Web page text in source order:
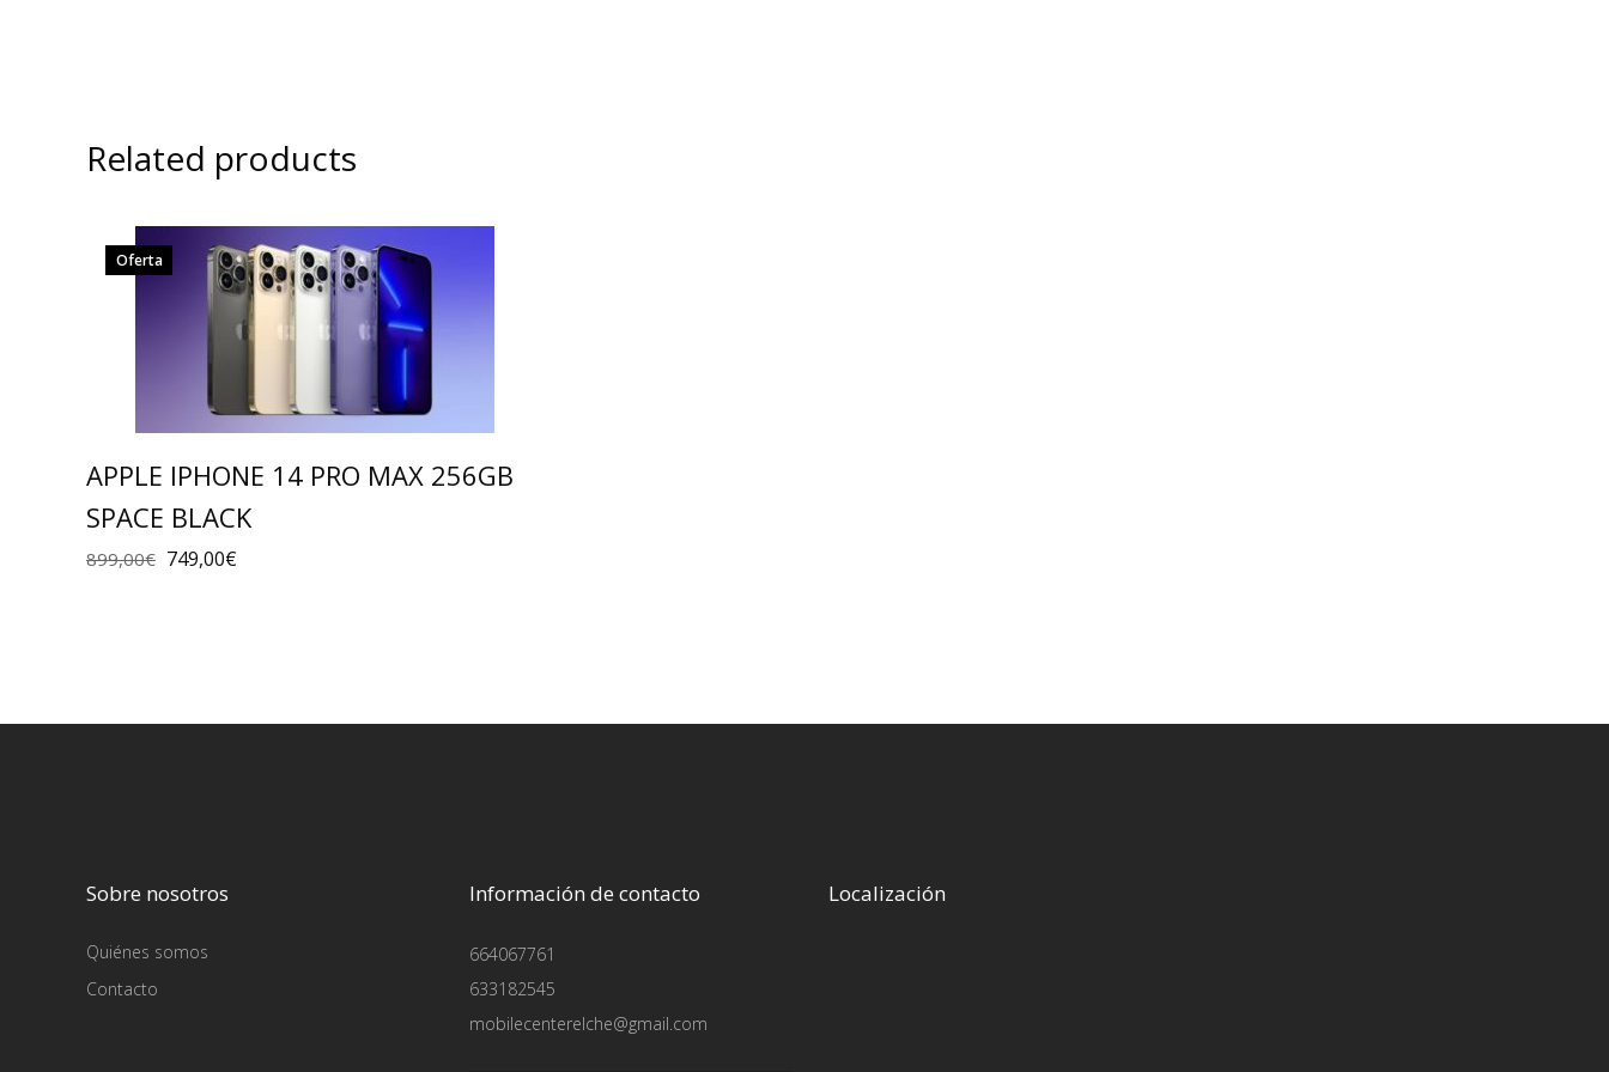
Related products
Oferta
APPLE IPHONE 14 PRO MAX 256GB
SPACE BLACK
899,00€ 749,00€
Sobre nosotros
Quiénes somos
Contacto
Información de contacto
664067761
633182545
mobilecenterelche@gmail.com
Localización